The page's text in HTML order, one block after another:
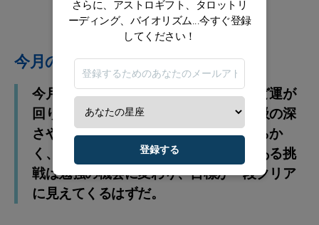
今月のアドバイス
今月は、心と体のバランスを整えるほど運が
回り出す。ルールに縛られるより、呼吸の深
さや余裕を大事にしてみて。対話は柔らか
く、決めるべきところはきっぱり。今ある挑
戦は勉強の機会に変わり、目標が一段クリア
に見えてくるはずだ。
さらに、アストロギフト、タロットリ
ーディング、バイオリズム...今すぐ登録
してください！
登録する